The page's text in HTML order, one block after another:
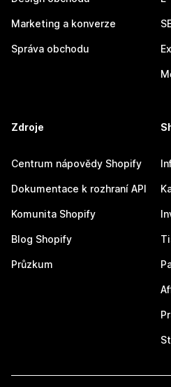
Marketing a konverze
Správa obchodu
Zdroje
Centrum nápovědy Shopify
Dokumentace k rozhraní API
Komunita Shopify
Blog Shopify
Průzkum